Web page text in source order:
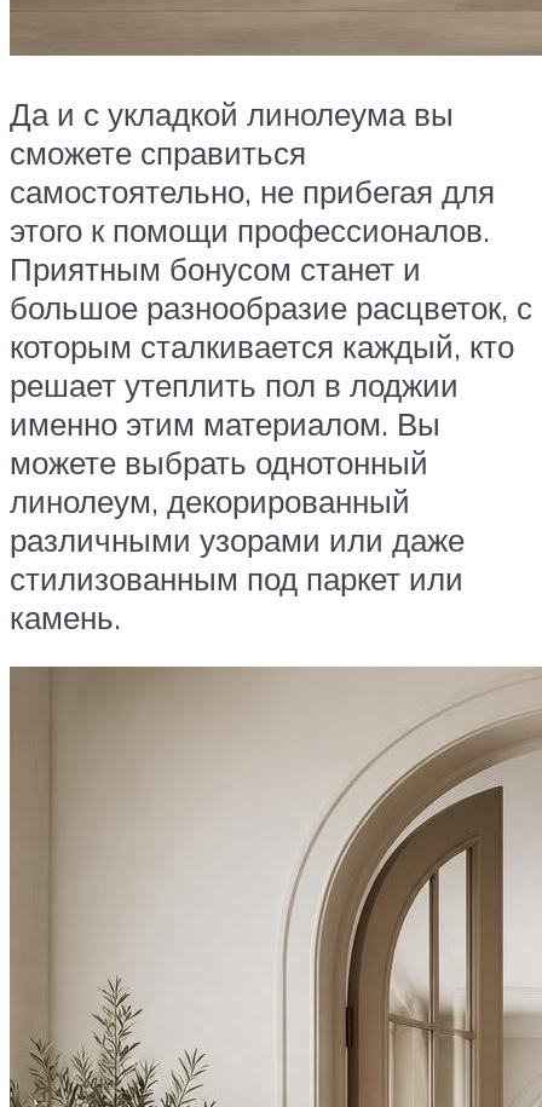
Да и с укладкой линолеума вы
сможете справиться
самостоятельно, не прибегая для
этого к помощи профессионалов.
Приятным бонусом станет и
большое разнообразие расцветок, с
которым сталкивается каждый, кто
решает утеплить пол в лоджии
именно этим материалом. Вы
можете выбрать однотонный
линолеум, декорированный
различными узорами или даже
стилизованным под паркет или
камень.